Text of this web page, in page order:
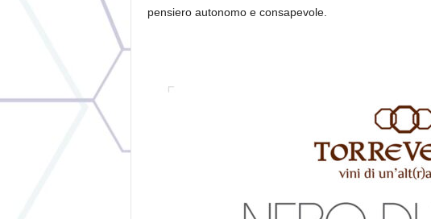
pensiero autonomo e consapevole.